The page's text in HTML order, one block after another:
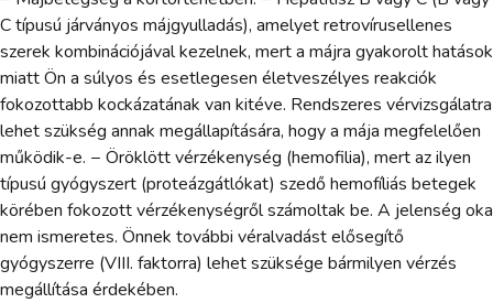
C típusú járványos májgyulladás), amelyet retrovírusellenes
szerek kombinációjával kezelnek, mert a májra gyakorolt hatások
miatt Ön a súlyos és esetlegesen életveszélyes reakciók
fokozottabb kockázatának van kitéve. Rendszeres vérvizsgálatra
lehet szükség annak megállapítására, hogy a mája megfelelően
működik-e. − Öröklött vérzékenység (hemofilia), mert az ilyen
típusú gyógyszert (proteázgátlókat) szedő hemofíliás betegek
körében fokozott vérzékenységről számoltak be. A jelenség oka
nem ismeretes. Önnek további véralvadást elősegítő
gyógyszerre (VIII. faktorra) lehet szüksége bármilyen vérzés
megállítása érdekében.